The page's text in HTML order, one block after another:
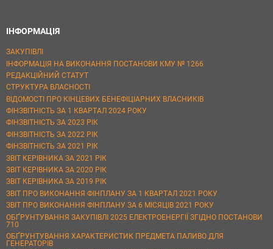
ІНФОРМАЦІЯ
ЗАКУПІВЛІ
ІНФОРМАЦІЯ НА ВИКОНАННЯ ПОСТАНОВИ КМУ № 1266
РЕДАКЦІЙНИЙ СТАТУТ
СТРУКТУРА ВЛАСНОСТІ
ВІДОМОСТІ ПРО КІНЦЕВИХ БЕНЕФІЦІАРНИХ ВЛАСНИКІВ
ФІНЗВІТНІСТЬ ЗА 1 КВАРТАЛ 2024 РОКУ
ФІНЗВІТНІСТЬ ЗА 2023 РІК
ФІНЗВІТНІСТЬ ЗА 2022 РІК
ФІНЗВІТНІСТЬ ЗА 2021 РІК
ЗВІТ КЕРІВНИКА ЗА 2021 РІК
ЗВІТ КЕРІВНИКА ЗА 2020 РІК
ЗВІТ КЕРІВНИКА ЗА 2019 РІК
ЗВІТ ПРО ВИКОНАННЯ ФІНПЛАНУ ЗА 1 КВАРТАЛ 2021 РОКУ
ЗВІТ ПРО ВИКОНАННЯ ФІНПЛАНУ ЗА 6 МІСЯЦІВ 2021 РОКУ
ОБҐРУНТУВАННЯ ЗАКУПІВЛІ 2025 ЕЛЕКТРОЕНЕРГІЇ ЗГІДНО ПОСТАНОВИ
710
ОБҐРУНТУВАННЯ ХАРАКТЕРИСТИК ПРЕДМЕТА ПАЛИВО ДЛЯ
ГЕНЕРАТОРІВ